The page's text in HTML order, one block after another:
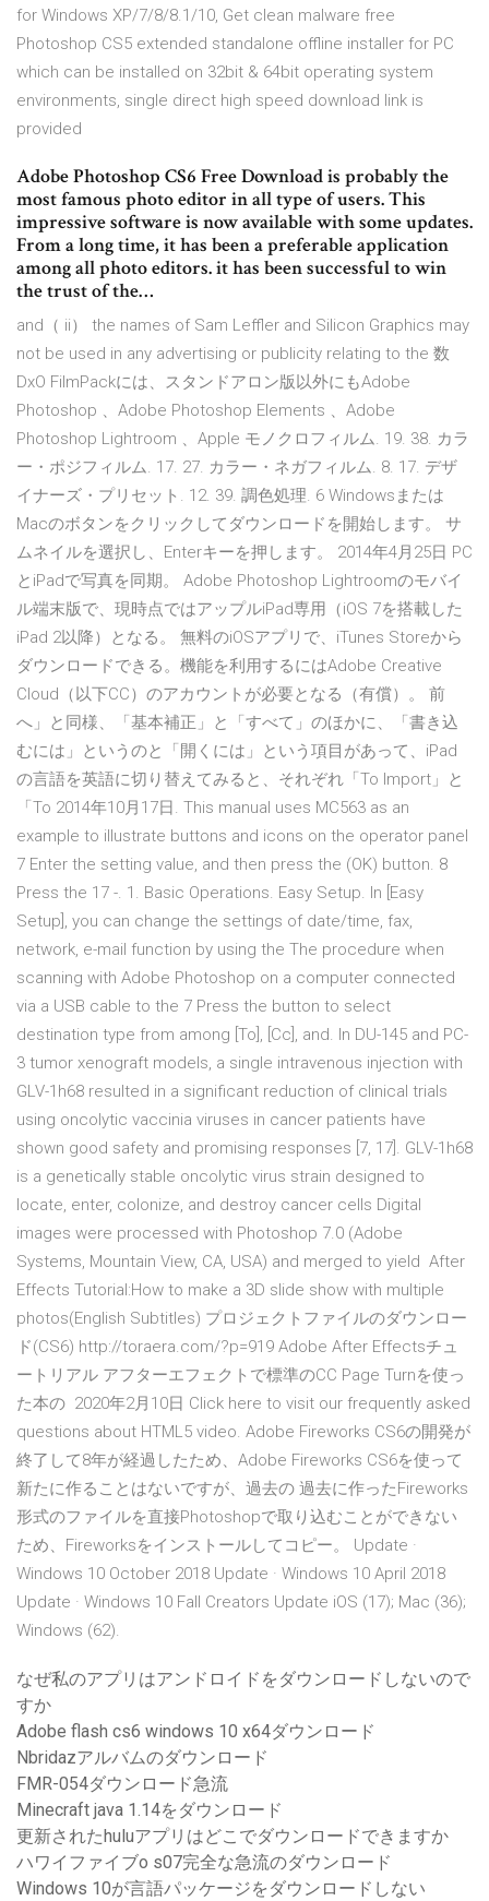
for Windows XP/7/8/8.1/10, Get clean malware free
Photoshop CS5 extended standalone offline installer for PC
which can be installed on 32bit & 64bit operating system
environments, single direct high speed download link is
provided
Adobe Photoshop CS6 Free Download is probably the
most famous photo editor in all type of users. This
impressive software is now available with some updates.
From a long time, it has been a preferable application
among all photo editors. it has been successful to win
the trust of the…
and（ ii） the names of Sam Leffler and Silicon Graphics may
not be used in any advertising or publicity relating to the 数
DxO FilmPackには、スタンドアロン版以外にもAdobe
Photoshop 、Adobe Photoshop Elements 、Adobe
Photoshop Lightroom 、Apple モノクロフィルム. 19. 38. カラ
ー・ポジフィルム. 17. 27. カラー・ネガフィルム. 8. 17. デザ
イナーズ・プリセット. 12. 39. 調色処理. 6 Windowsまたは
Macのボタンをクリックしてダウンロードを開始します。 サ
ムネイルを選択し、Enterキーを押します。 2014年4月25日 PC
とiPadで写真を同期。 Adobe Photoshop Lightroomのモバイ
ル端末版で、現時点ではアップルiPad専用（iOS 7を搭載した
iPad 2以降）となる。 無料のiOSアプリで、iTunes Storeから
ダウンロードできる。機能を利用するにはAdobe Creative
Cloud（以下CC）のアカウントが必要となる（有償）。 前
へ」と同様、「基本補正」と「すべて」のほかに、「書き込
むには」というのと「開くには」という項目があって、iPad
の言語を英語に切り替えてみると、それぞれ「To Import」と
「To 2014年10月17日. This manual uses MC563 as an
example to illustrate buttons and icons on the operator panel
7 Enter the setting value, and then press the (OK) button. 8
Press the 17 -. 1. Basic Operations. Easy Setup. In [Easy
Setup], you can change the settings of date/time, fax,
network, e-mail function by using the The procedure when
scanning with Adobe Photoshop on a computer connected
via a USB cable to the 7 Press the button to select
destination type from among [To], [Cc], and. In DU-145 and PC-
3 tumor xenograft models, a single intravenous injection with
GLV-1h68 resulted in a significant reduction of clinical trials
using oncolytic vaccinia viruses in cancer patients have
shown good safety and promising responses [7, 17]. GLV-1h68
is a genetically stable oncolytic virus strain designed to
locate, enter, colonize, and destroy cancer cells Digital
images were processed with Photoshop 7.0 (Adobe
Systems, Mountain View, CA, USA) and merged to yield After
Effects Tutorial:How to make a 3D slide show with multiple
photos(English Subtitles) プロジェクトファイルのダウンロー
ド(CS6) http://toraera.com/?p=919 Adobe After Effectsチュ
ートリアル アフターエフェクトで標準のCC Page Turnを使っ
た本の 2020年2月10日 Click here to visit our frequently asked
questions about HTML5 video. Adobe Fireworks CS6の開発が
終了して8年が経過したため、Adobe Fireworks CS6を使って
新たに作ることはないですが、過去の 過去に作ったFireworks
形式のファイルを直接Photoshopで取り込むことができない
ため、Fireworksをインストールしてコピー。 Update ·
Windows 10 October 2018 Update · Windows 10 April 2018
Update · Windows 10 Fall Creators Update iOS (17); Mac (36);
Windows (62).
なぜ私のアプリはアンドロイドをダウンロードしないので
すか
Adobe flash cs6 windows 10 x64ダウンロード
Nbridazアルバムのダウンロード
FMR-054ダウンロード急流
Minecraft java 1.14をダウンロード
更新されたhuluアプリはどこでダウンロードできますか
ハワイファイブo s07完全な急流のダウンロード
Windows 10が言語パッケージをダウンロードしない